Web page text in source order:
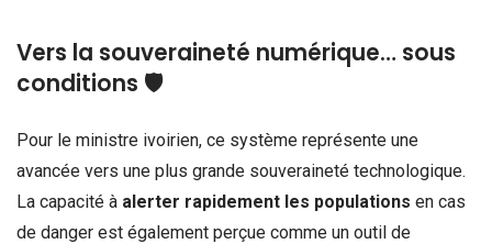
Vers la souveraineté numérique… sous
conditions 🛡️
Pour le ministre ivoirien, ce système représente une
avancée vers une plus grande souveraineté technologique.
La capacité à alerter rapidement les populations en cas
de danger est également perçue comme un outil de